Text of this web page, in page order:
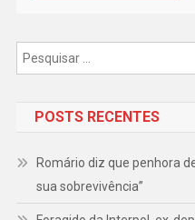
POSTS RECENTES
Romário diz que penhora
sua sobrevivência”